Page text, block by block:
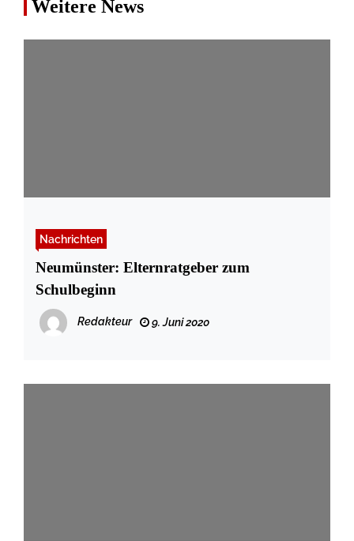
Weitere News
Nachrichten
Neumünster: Elternratgeber zum
Schulbeginn
Redakteur 9. Juni 2020